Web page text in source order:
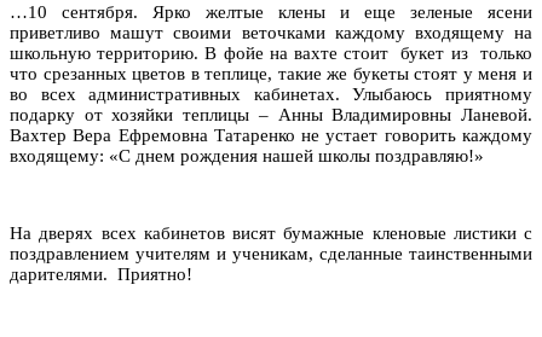
…10 сентября. Ярко желтые клены и еще зеленые ясени
приветливо машут своими веточками каждому входящему на
школьную территорию. В фойе на вахте стоит букет из только
что срезанных цветов в теплице, такие же букеты стоят у меня и
во всех административных кабинетах. Улыбаюсь приятному
подарку от хозяйки теплицы –Анны Владимировны Ланевой.
Вахтер Вера Ефремовна Татаренко не устает говорить каждому
входящему: «С днем рождения нашей школы поздравляю!»
На дверях всех кабинетов висят бумажные кленовые листики с
поздравлением учителям и ученикам, сделанные таинственными
дарителями. Приятно!